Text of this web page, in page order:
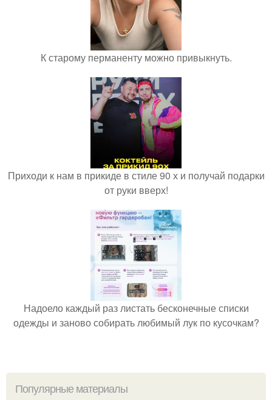
К старому перманенту можно привыкнуть.
Приходи к нам в прикиде в стиле 90 х и получай подарки
от руки вверх!
Надоело каждый раз листать бесконечные списки
одежды и заново собирать любимый лук по кусочкам?
Популярные материалы